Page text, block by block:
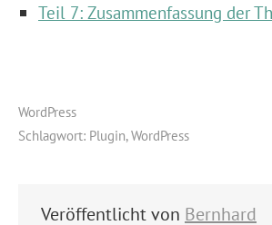
Teil 7: Zusammenfassung der
WordPress
Schlagwort: Plugin,WordPress
Veröffentlicht von Bernhard